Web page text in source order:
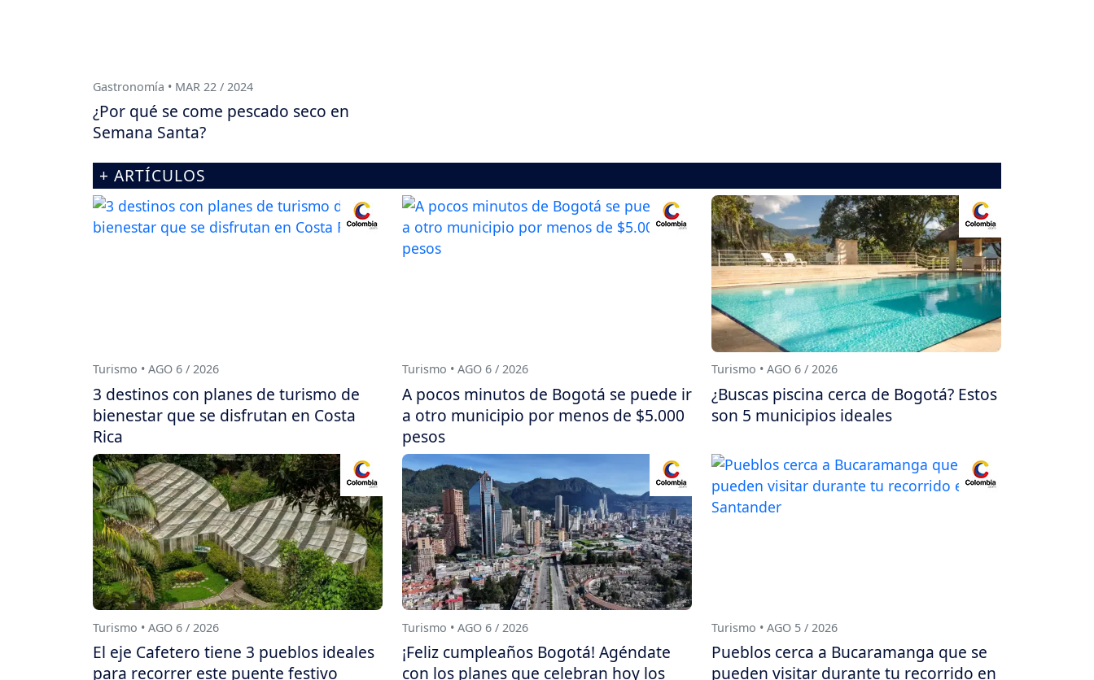
Gastronomía • MAR 22 / 2024
¿Por qué se come pescado seco en
Semana Santa?
+ ARTÍCULOS
Turismo • AGO 6 / 2026
3 destinos con planes de turismo de
bienestar que se disfrutan en Costa
Rica
Turismo • AGO 6 / 2026
A pocos minutos de Bogotá se puede ir
a otro municipio por menos de $5.000
pesos
Turismo • AGO 6 / 2026
¿Buscas piscina cerca de Bogotá? Estos
son 5 municipios ideales
Turismo • AGO 6 / 2026
El eje Cafetero tiene 3 pueblos ideales
para recorrer este puente festivo
Turismo • AGO 6 / 2026
¡Feliz cumpleaños Bogotá! Agéndate
con los planes que celebran hoy los
Turismo • AGO 5 / 2026
Pueblos cerca a Bucaramanga que se
pueden visitar durante tu recorrido en